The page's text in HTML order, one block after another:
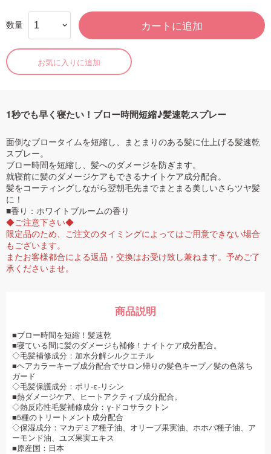
数量 カートに追加
お気に入りに追加
1秒でも早く寝たい！ブロー時間短縮♪髪速乾スプレー
面倒なブロータイムを短縮し、まとまりのある髪に仕上げる髪速乾
スプレー。
ブロー時間を短縮し、髪へのダメージを防ぎます。
就寝前に髪のダメージケアもできるナイトケア成分配合。
髪をコーティングしながら翌朝毛先までまとまる美しいさらツヤ髪
に！
■香り：ホワイトブルームの香り
◆ご注意下さい◆
限定品のため、ご注文のタイミングによってはご用意できない場合
もございます。
またお客様都合による返品・交換はお受け致し兼ねます。予めご了
承くださいませ。
商品説明
■ブロー時間を短縮！髪速乾
■寝ている間に髪のダメージも補修！ナイトケア成分配合。
◇毛髪補修成分：加水分解シルクエチル
■ヘアカラーキープ成分配合でサロン帰りの髪色キープ／髪の色落ち
ガード
◇毛髪保護成分：ポリ-ε-リシン
■熱ダメージケア、ヒートアクティブ成分配合。
◇熱反応性毛髪補修成分：γ‐ドコサラクトン
■5種のトリートメント成分配合
◇保湿成分：マカデミア種子油、オリーブ果実油、ホホバ種子油、ア
ーモンド油、ユズ果実エキス
■原産国：日本